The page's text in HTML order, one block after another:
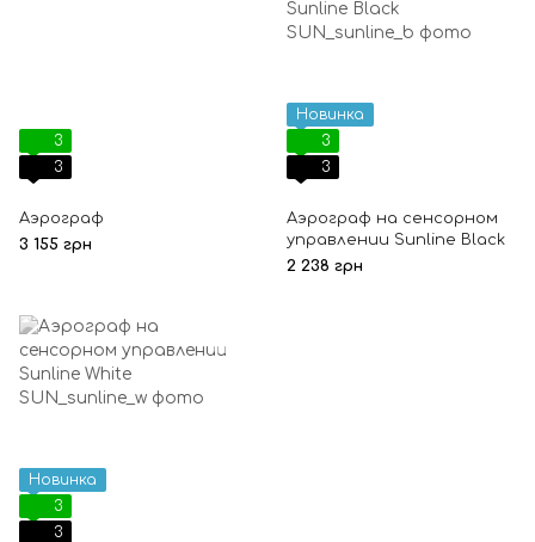
3
3
Аэрограф
3 155 грн
Новинка
3
3
Аэрограф на сенсорном
управлении Sunline Black
2 238 грн
Новинка
3
3